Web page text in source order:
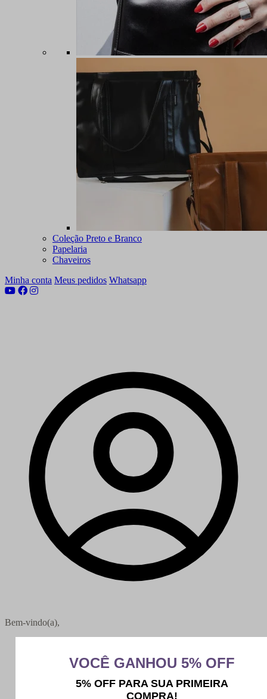
Coleção Preto e Branco
Papelaria
Chaveiros
Minha conta Meus pedidos Whatsapp
Bem-vindo(a),